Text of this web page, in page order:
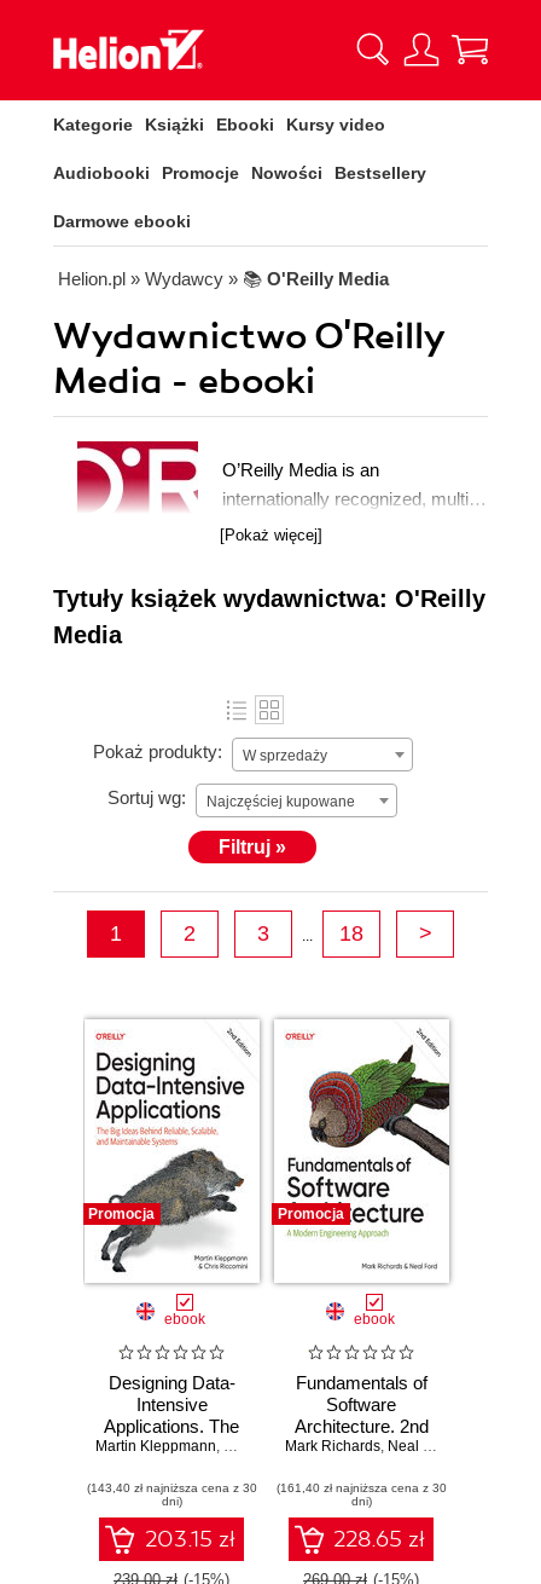
Kategorie Książki Ebooki Kursy video
Audiobooki Promocje Nowości Bestsellery
Darmowe ebooki
Helion.pl » Wydawcy » 📚 O'Reilly Media
Wydawnictwo O'Reilly
Media - ebooki
O’Reilly Media is an
internationally recognized, multi-
faceted media company that has
Internet revolution. Through its books, events, online
training courses, webcasts, and evangelism, O’Reilly
has educated a generation of technologists and
direction of the industry. The company has played an
enormous role in the evolution and adoption of the
World Wide Web, open source software, big data, and
the Maker movement.
[Pokaż więcej]
Tytuły książek wydawnictwa: O'Reilly
Media
Pokaż produkty: W sprzedaży
Sortuj wg: Najczęściej kupowane
Filtruj »
1 2 3 ... 18 >
Promocja
ebook
Designing Data-
Intensive
Applications. The
Big Ideas Behind
and Maintainable
Systems. 2nd
Edition
Martin Kleppmann, Chris Riccomini
(143,40 zł najniższa cena z 30
dni)
203.15 zł
239.00 zł (-15%)
Promocja
ebook
Fundamentals of
Software
Architecture. 2nd
Edition
Mark Richards, Neal Ford
(161,40 zł najniższa cena z 30
dni)
228.65 zł
269.00 zł (-15%)